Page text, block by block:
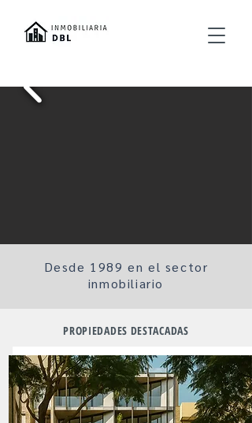
Desde 1989 en el sector
inmobiliario
PROPIEDADES DESTACADAS